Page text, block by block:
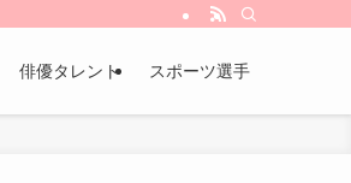
俳優タレント スポーツ選手